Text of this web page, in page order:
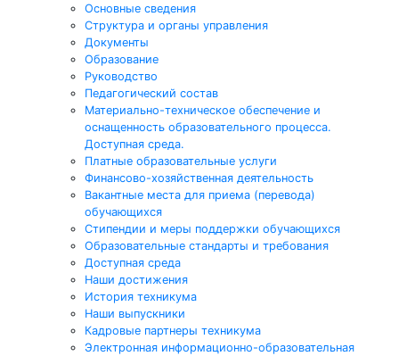
Основные сведения
Структура и органы управления
Документы
Образование
Руководство
Педагогический состав
Материально-техническое обеспечение и
оснащенность образовательного процесса.
Доступная среда.
Платные образовательные услуги
Финансово-хозяйственная деятельность
Вакантные места для приема (перевода)
обучающихся
Стипендии и меры поддержки обучающихся
Образовательные стандарты и требования
Доступная среда
Наши достижения
История техникума
Наши выпускники
Кадровые партнеры техникума
Электронная информационно-образовательная